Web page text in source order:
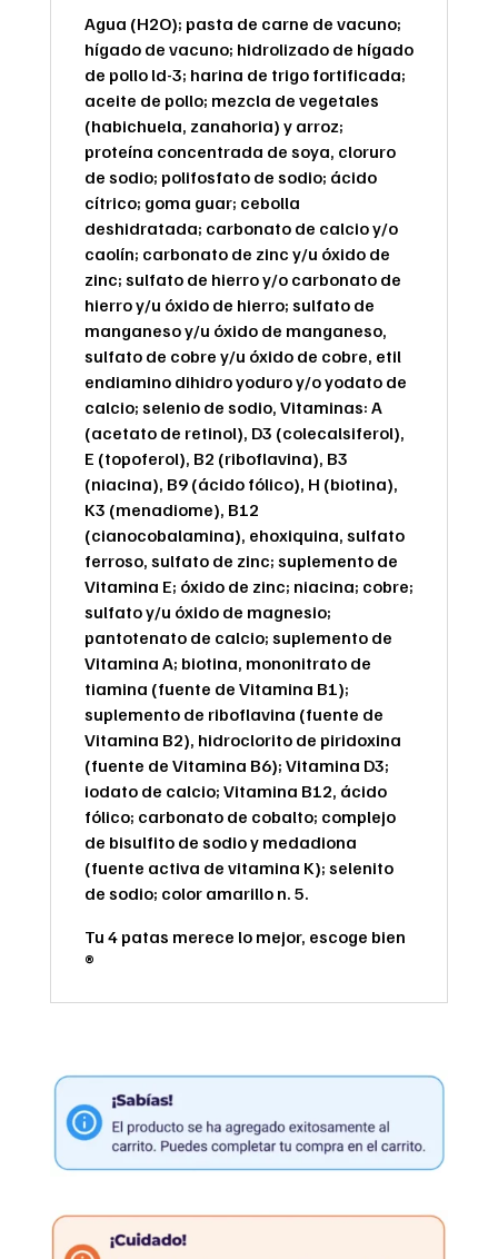
Agua (H2O); pasta de carne de vacuno;
hígado de vacuno; hidrolizado de hígado
de pollo ld-3; harina de trigo fortificada;
aceite de pollo; mezcla de vegetales
(habichuela, zanahoria) y arroz;
proteína concentrada de soya, cloruro
de sodio; polifosfato de sodio; ácido
cítrico; goma guar; cebolla
deshidratada; carbonato de calcio y/o
caolín; carbonato de zinc y/u óxido de
zinc; sulfato de hierro y/o carbonato de
hierro y/u óxido de hierro; sulfato de
manganeso y/u óxido de manganeso,
sulfato de cobre y/u óxido de cobre, etil
endiamino dihidro yoduro y/o yodato de
calcio; selenio de sodio, Vitaminas: A
(acetato de retinol), D3 (colecalsiferol),
E (topoferol), B2 (riboflavina), B3
(niacina), B9 (ácido fólico), H (biotina),
K3 (menadiome), B12
(cianocobalamina), ehoxiquina, sulfato
ferroso, sulfato de zinc; suplemento de
Vitamina E; óxido de zinc; niacina; cobre;
sulfato y/u óxido de magnesio;
pantotenato de calcio; suplemento de
Vitamina A; biotina, mononitrato de
tiamina (fuente de Vitamina B1);
suplemento de riboflavina (fuente de
Vitamina B2), hidroclorito de piridoxina
(fuente de Vitamina B6); Vitamina D3;
iodato de calcio; Vitamina B12, ácido
fólico; carbonato de cobalto; complejo
de bisulfito de sodio y medadiona
(fuente activa de vitamina K); selenito
de sodio; color amarillo n. 5.
Tu 4 patas merece lo mejor, escoge bien
®